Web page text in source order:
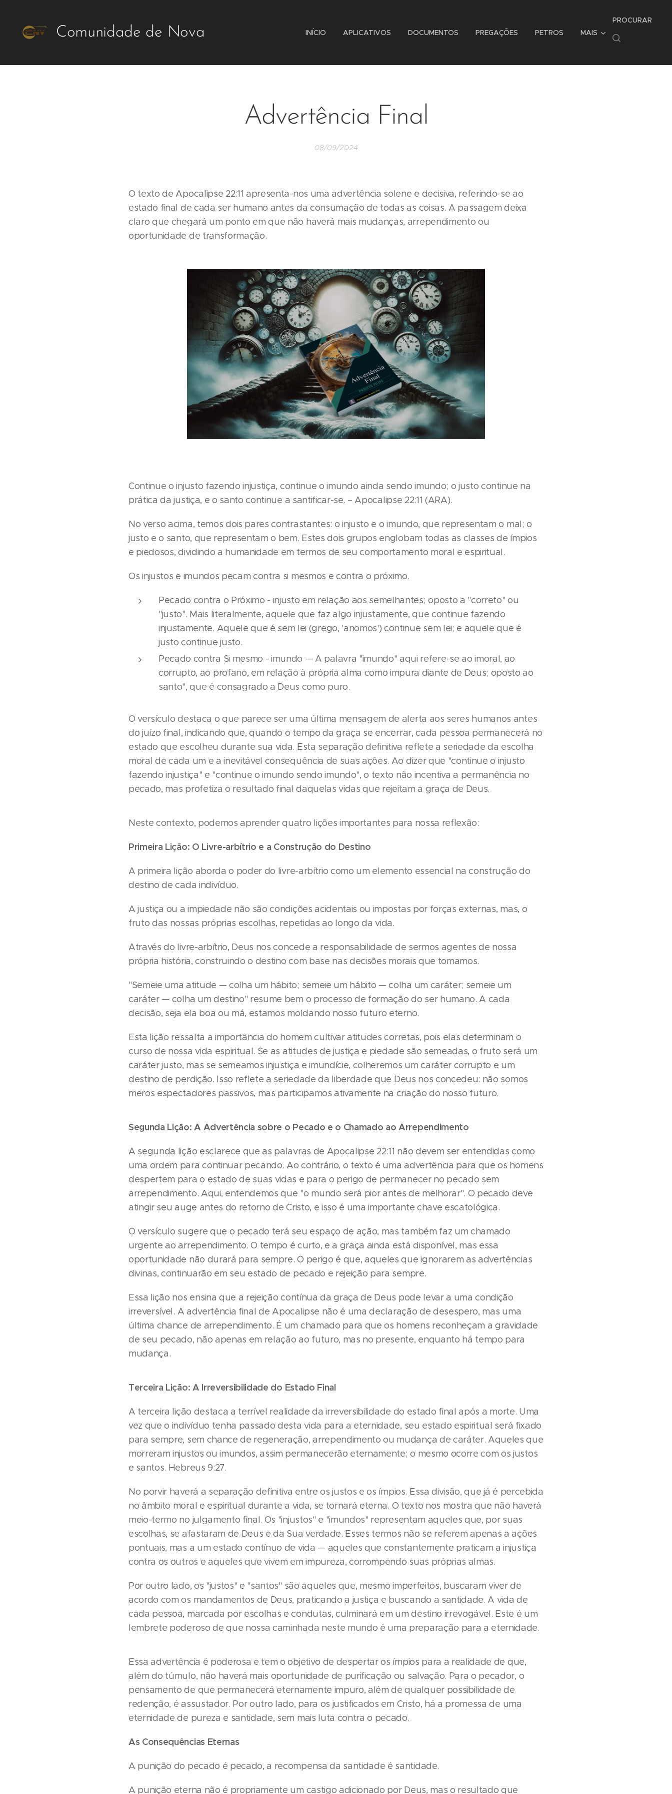
Comunidade de Nova
INÍCIO APLICATIVOS DOCUMENTOS PREGAÇÕES PETROS MAIS
PROCURAR
Advertência Final
08/09/2024
O texto de Apocalipse 22:11 apresenta-nos uma advertência solene e decisiva, referindo-se ao
estado final de cada ser humano antes da consumação de todas as coisas. A passagem deixa
claro que chegará um ponto em que não haverá mais mudanças, arrependimento ou
oportunidade de transformação.
Continue o injusto fazendo injustiça, continue o imundo ainda sendo imundo; o justo continue na
prática da justiça, e o santo continue a santificar-se. – Apocalipse 22:11 (ARA).
No verso acima, temos dois pares contrastantes: o injusto e o imundo, que representam o mal; o
justo e o santo, que representam o bem. Estes dois grupos englobam todas as classes de ímpios
e piedosos, dividindo a humanidade em termos de seu comportamento moral e espiritual.
Os injustos e imundos pecam contra si mesmos e contra o próximo.
Pecado contra o Próximo - injusto em relação aos semelhantes; oposto a "correto" ou
"justo". Mais literalmente, aquele que faz algo injustamente, que continue fazendo
injustamente. Aquele que é sem lei (grego, 'anomos') continue sem lei; e aquele que é
justo continue justo.
Pecado contra Si mesmo - imundo — A palavra "imundo" aqui refere-se ao imoral, ao
corrupto, ao profano, em relação à própria alma como impura diante de Deus; oposto ao
santo", que é consagrado a Deus como puro.
O versículo destaca o que parece ser uma última mensagem de alerta aos seres humanos antes
do juízo final, indicando que, quando o tempo da graça se encerrar, cada pessoa permanecerá no
estado que escolheu durante sua vida. Esta separação definitiva reflete a seriedade da escolha
moral de cada um e a inevitável consequência de suas ações. Ao dizer que "continue o injusto
fazendo injustiça" e "continue o imundo sendo imundo", o texto não incentiva a permanência no
pecado, mas profetiza o resultado final daquelas vidas que rejeitam a graça de Deus.
Neste contexto, podemos aprender quatro lições importantes para nossa reflexão:
Primeira Lição: O Livre-arbítrio e a Construção do Destino
A primeira lição aborda o poder do livre-arbítrio como um elemento essencial na construção do
destino de cada indivíduo.
A justiça ou a impiedade não são condições acidentais ou impostas por forças externas, mas, o
fruto das nossas próprias escolhas, repetidas ao longo da vida.
Através do livre-arbítrio, Deus nos concede a responsabilidade de sermos agentes de nossa
própria história, construindo o destino com base nas decisões morais que tomamos.
"Semeie uma atitude — colha um hábito; semeie um hábito — colha um caráter; semeie um
caráter — colha um destino" resume bem o processo de formação do ser humano. A cada
decisão, seja ela boa ou má, estamos moldando nosso futuro eterno.
Esta lição ressalta a importância do homem cultivar atitudes corretas, pois elas determinam o
curso de nossa vida espiritual. Se as atitudes de justiça e piedade são semeadas, o fruto será um
caráter justo, mas se semeamos injustiça e imundície, colheremos um caráter corrupto e um
destino de perdição. Isso reflete a seriedade da liberdade que Deus nos concedeu: não somos
meros espectadores passivos, mas participamos ativamente na criação do nosso futuro.
Segunda Lição: A Advertência sobre o Pecado e o Chamado ao Arrependimento
A segunda lição esclarece que as palavras de Apocalipse 22:11 não devem ser entendidas como
uma ordem para continuar pecando. Ao contrário, o texto é uma advertência para que os homens
despertem para o estado de suas vidas e para o perigo de permanecer no pecado sem
arrependimento. Aqui, entendemos que "o mundo será pior antes de melhorar". O pecado deve
atingir seu auge antes do retorno de Cristo, e isso é uma importante chave escatológica.
O versículo sugere que o pecado terá seu espaço de ação, mas também faz um chamado
urgente ao arrependimento. O tempo é curto, e a graça ainda está disponível, mas essa
oportunidade não durará para sempre. O perigo é que, aqueles que ignorarem as advertências
divinas, continuarão em seu estado de pecado e rejeição para sempre.
Essa lição nos ensina que a rejeição contínua da graça de Deus pode levar a uma condição
irreversível. A advertência final de Apocalipse não é uma declaração de desespero, mas uma
última chance de arrependimento. É um chamado para que os homens reconheçam a gravidade
de seu pecado, não apenas em relação ao futuro, mas no presente, enquanto há tempo para
mudança.
Terceira Lição: A Irreversibilidade do Estado Final
A terceira lição destaca a terrível realidade da irreversibilidade do estado final após a morte. Uma
vez que o indivíduo tenha passado desta vida para a eternidade, seu estado espiritual será fixado
para sempre, sem chance de regeneração, arrependimento ou mudança de caráter. Aqueles que
morreram injustos ou imundos, assim permanecerão eternamente; o mesmo ocorre com os justos
e santos. Hebreus 9:27.
No porvir haverá a separação definitiva entre os justos e os ímpios. Essa divisão, que já é percebida
no âmbito moral e espiritual durante a vida, se tornará eterna. O texto nos mostra que não haverá
meio-termo no julgamento final. Os "injustos" e "imundos" representam aqueles que, por suas
escolhas, se afastaram de Deus e da Sua verdade. Esses termos não se referem apenas a ações
pontuais, mas a um estado contínuo de vida — aqueles que constantemente praticam a injustiça
contra os outros e aqueles que vivem em impureza, corrompendo suas próprias almas.
Por outro lado, os "justos" e "santos" são aqueles que, mesmo imperfeitos, buscaram viver de
acordo com os mandamentos de Deus, praticando a justiça e buscando a santidade. A vida de
cada pessoa, marcada por escolhas e condutas, culminará em um destino irrevogável. Este é um
lembrete poderoso de que nossa caminhada neste mundo é uma preparação para a eternidade.
Essa advertência é poderosa e tem o objetivo de despertar os ímpios para a realidade de que,
além do túmulo, não haverá mais oportunidade de purificação ou salvação. Para o pecador, o
pensamento de que permanecerá eternamente impuro, além de qualquer possibilidade de
redenção, é assustador. Por outro lado, para os justificados em Cristo, há a promessa de uma
eternidade de pureza e santidade, sem mais luta contra o pecado.
As Consequências Eternas
A punição do pecado é pecado, a recompensa da santidade é santidade.
A punição eterna não é propriamente um castigo adicionado por Deus, mas o resultado que